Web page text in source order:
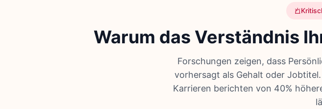
Warum das Verständnis
Forschungen zeigen, dass
vorhersagt als Gehalt oder
Karrieren berichten von 40%